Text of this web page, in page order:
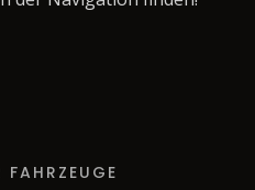
FAHRZEUGE